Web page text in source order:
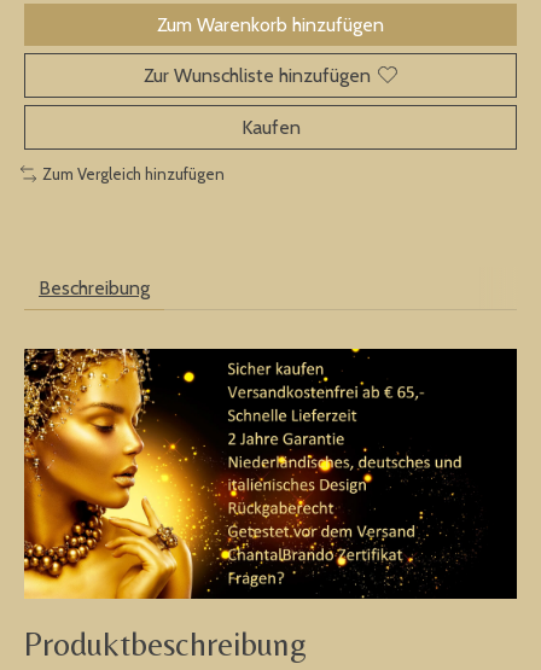
Zum Warenkorb hinzufügen
Zur Wunschliste hinzufügen
Kaufen
Zum Vergleich hinzufügen
Beschreibung
Produktbeschreibung